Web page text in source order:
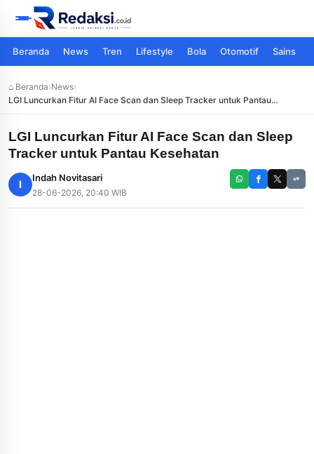
Beranda News Tren Lifestyle Bola Otomotif Sains
⌂ Beranda›News›
LGI Luncurkan Fitur AI Face Scan dan Sleep Tracker untuk Pantau
Kesehatan
LGI Luncurkan Fitur AI Face Scan dan Sleep
Tracker untuk Pantau Kesehatan
I
Indah Novitasari
28-06-2026, 20:40 WIB